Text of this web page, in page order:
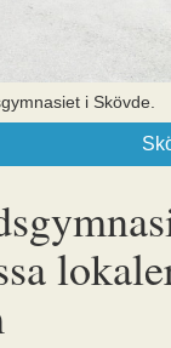
i Skövde.